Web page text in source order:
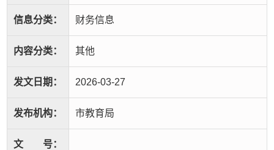
信息分类： 财务信息
内容分类： 其他
发文日期： 2026-03-27
发布机构： 市教育局
文 号：